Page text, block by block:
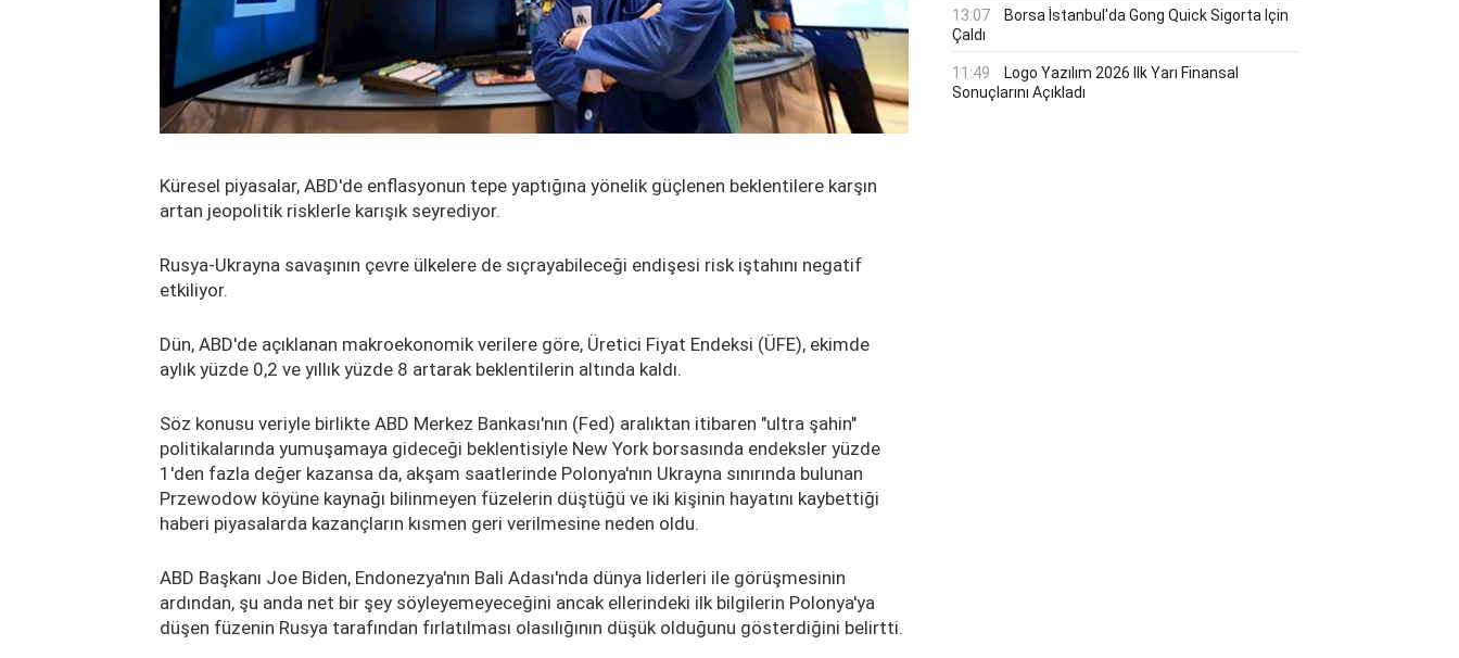
Küresel piyasalar, ABD'de enflasyonun tepe yaptığına yönelik güçlenen beklentilere karşın
artan jeopolitik risklerle karışık seyrediyor.
Rusya-Ukrayna savaşının çevre ülkelere de sıçrayabileceği endişesi risk iştahını negatif
etkiliyor.
Dün, ABD'de açıklanan makroekonomik verilere göre, Üretici Fiyat Endeksi (ÜFE), ekimde
aylık yüzde 0,2 ve yıllık yüzde 8 artarak beklentilerin altında kaldı.
Söz konusu veriyle birlikte ABD Merkez Bankası'nın (Fed) aralıktan itibaren "ultra şahin"
politikalarında yumuşamaya gideceği beklentisiyle New York borsasında endeksler yüzde
1'den fazla değer kazansa da, akşam saatlerinde Polonya'nın Ukrayna sınırında bulunan
Przewodow köyüne kaynağı bilinmeyen füzelerin düştüğü ve iki kişinin hayatını kaybettiği
haberi piyasalarda kazançların kısmen geri verilmesine neden oldu.
ABD Başkanı Joe Biden, Endonezya'nın Bali Adası'nda dünya liderleri ile görüşmesinin
ardından, şu anda net bir şey söyleyemeyeceğini ancak ellerindeki ilk bilgilerin Polonya'ya
düşen füzenin Rusya tarafından fırlatılması olasılığının düşük olduğunu gösterdiğini belirtti.
13:07
Borsa İstanbul'da Gong Quick Sigorta Için
Çaldı
11:49
Logo Yazılım 2026 Ilk Yarı Finansal
Sonuçlarını Açıkladı